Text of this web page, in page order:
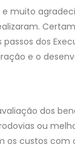
muito
dos
e o
dos
ou
custos com